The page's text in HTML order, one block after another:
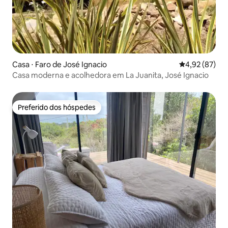
Casa ⋅ Faro de José Ignacio 4,92 de uma
4,92 (87)
Casa moderna e acolhedora em La Juanita, José Ignacio
Preferido dos hóspedes
Preferido dos hóspedes